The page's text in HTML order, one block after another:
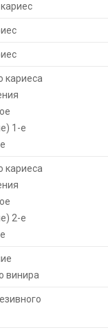
кариеса
1-е
кариеса
2-е
винира